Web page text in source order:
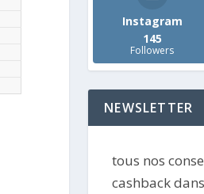
Instagram
145
Followers
NEWSLETTER
tous nos
cashback